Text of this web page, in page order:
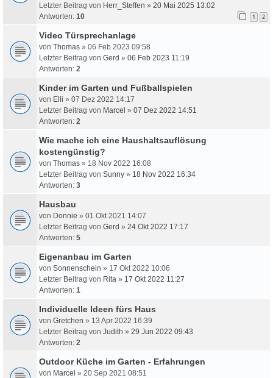
Letzter Beitrag von Herr_Steffen » 20 Mai 2025 13:02
Antworten: 10 1 2
Video Türsprechanlage
von Thomas » 06 Feb 2023 09:58
Letzter Beitrag von Gerd » 06 Feb 2023 11:19
Antworten: 2
Kinder im Garten und Fußballspielen
von Elli » 07 Dez 2022 14:17
Letzter Beitrag von Marcel » 07 Dez 2022 14:51
Antworten: 2
Wie mache ich eine Haushaltsauflösung
kostengünstig?
von Thomas » 18 Nov 2022 16:08
Letzter Beitrag von Sunny » 18 Nov 2022 16:34
Antworten: 3
Hausbau
von Donnie » 01 Okt 2021 14:07
Letzter Beitrag von Gerd » 24 Okt 2022 17:17
Antworten: 5
Eigenanbau im Garten
von Sonnenschein » 17 Okt 2022 10:06
Letzter Beitrag von Rita » 17 Okt 2022 11:27
Antworten: 1
Individuelle Ideen fürs Haus
von Gretchen » 13 Apr 2022 16:39
Letzter Beitrag von Judith » 29 Jun 2022 09:43
Antworten: 2
Outdoor Küche im Garten - Erfahrungen
von Marcel » 20 Sep 2021 08:51